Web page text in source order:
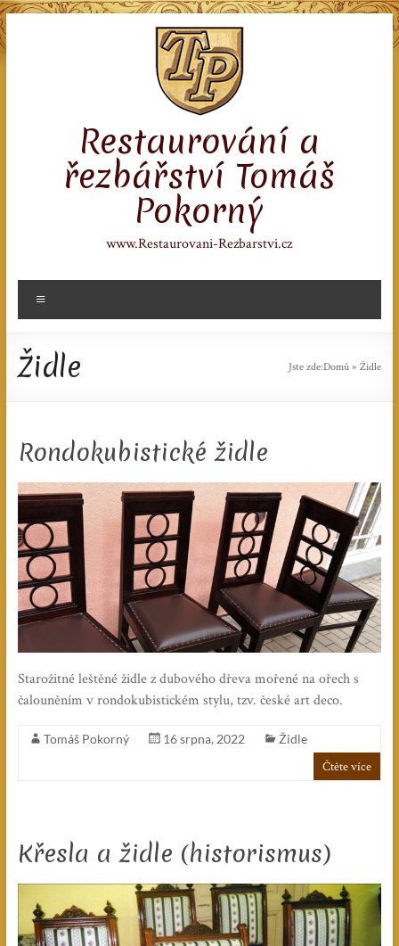
to
content
Restaurování a
řezbářství Tomáš
Pokorný
www.Restaurovani-Rezbarstvi.cz
Židle Jste zde:Domů »Židle
Rondokubistické židle
Starožitné leštěné židle z dubového dřeva mořené na ořech s
čalouněním v rondokubistickém stylu, tzv. české art deco.
Tomáš Pokorný 16 srpna, 2022 Židle
Čtěte více
Křesla a židle (historismus)